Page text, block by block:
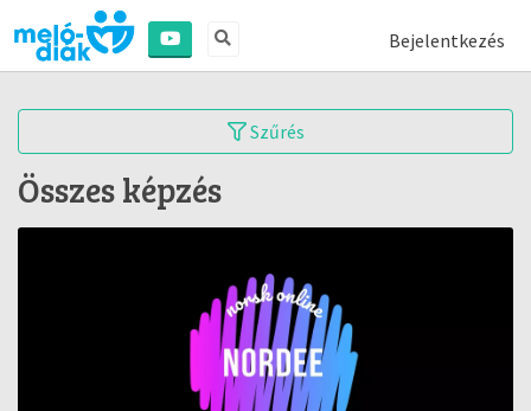
Bejelentkezés
Szűrés
Összes képzés